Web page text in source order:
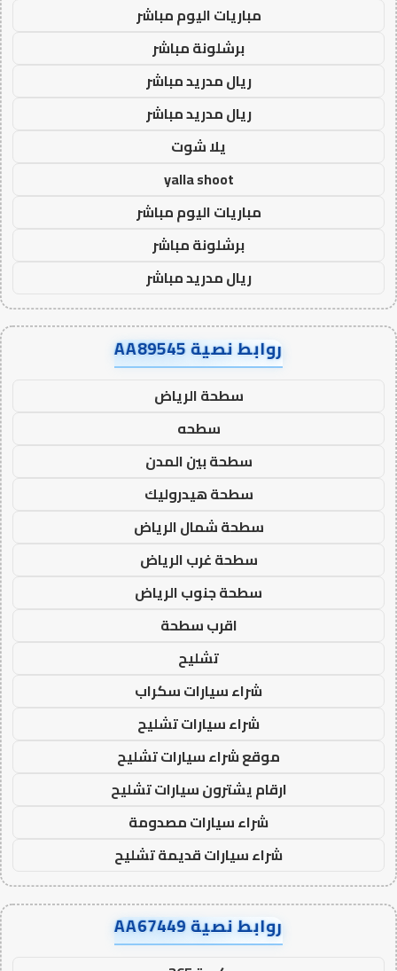
مباريات اليوم مباشر
برشلونة مباشر
ريال مدريد مباشر
ريال مدريد مباشر
يلا شوت
yalla shoot
مباريات اليوم مباشر
برشلونة مباشر
ريال مدريد مباشر
روابط نصية AA89545
سطحة الرياض
سطحه
سطحة بين المدن
سطحة هيدروليك
سطحة شمال الرياض
سطحة غرب الرياض
سطحة جنوب الرياض
اقرب سطحة
تشليح
شراء سيارات سكراب
شراء سيارات تشليح
موقع شراء سيارات تشليح
ارقام يشترون سيارات تشليح
شراء سيارات مصدومة
شراء سيارات قديمة تشليح
روابط نصية AA67449